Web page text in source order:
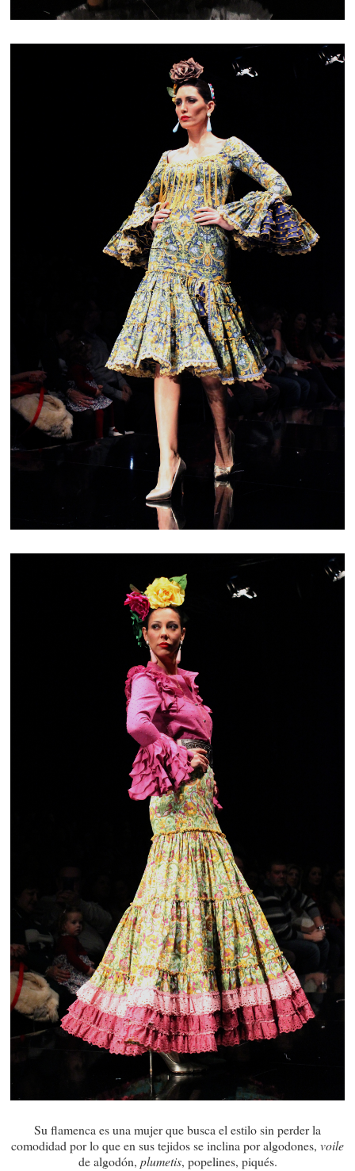
Su flamenca es una mujer que busca el estilo sin perder la
comodidad por lo que en sus tejidos se inclina por algodones, voile
de algodón, plumetis, popelines, piqués.